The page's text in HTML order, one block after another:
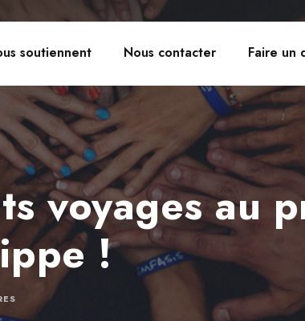
soutiennent Nous contacter Faire un
voyages au
!